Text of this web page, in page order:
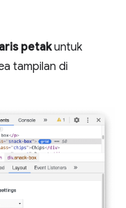
petakuntuk
tampilan di